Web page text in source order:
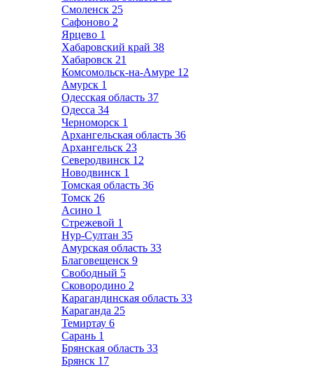
Смоленск 25
Сафоново 2
Ярцево 1
Хабаровский край 38
Хабаровск 21
Комсомольск-на-Амуре 12
Амурск 1
Одесская область 37
Одесса 34
Черноморск 1
Архангельская область 36
Архангельск 23
Северодвинск 12
Новодвинск 1
Томская область 36
Томск 26
Асино 1
Стрежевой 1
Нур-Султан 35
Амурская область 33
Благовещенск 9
Свободный 5
Сковородино 2
Карагандинская область 33
Караганда 25
Темиртау 6
Сарань 1
Брянская область 33
Брянск 17